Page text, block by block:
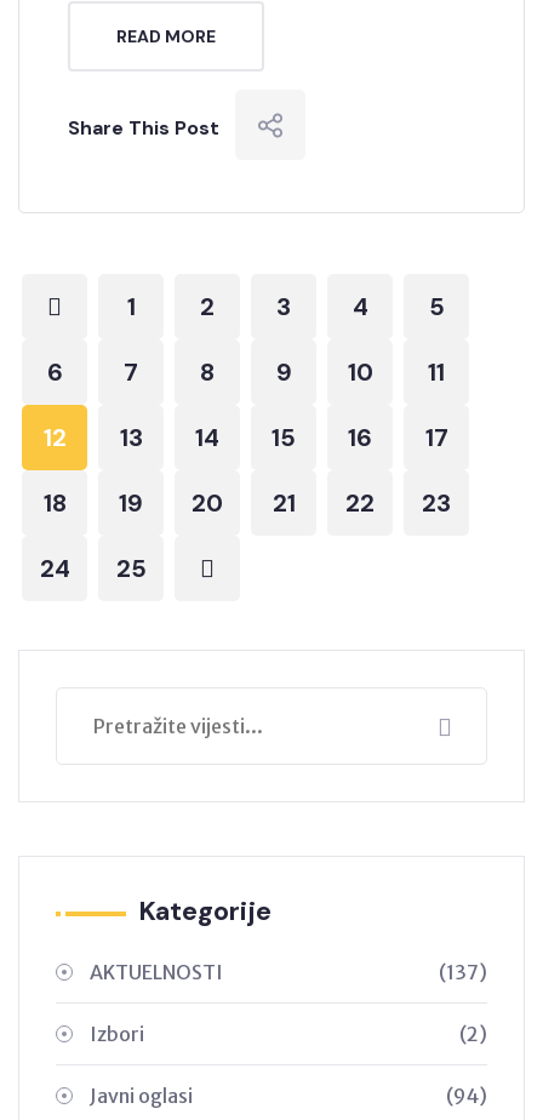
READ MORE
Share This Post
1 2 3 4 5
6 7 8 9 10 11
12 13 14 15 16 17
18 19 20 21 22 23
24 25
Kategorije
AKTUELNOSTI (137)
Izbori (2)
Javni oglasi (94)